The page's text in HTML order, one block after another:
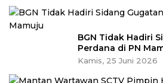
BGN Tidak Hadiri
Perdana di PN
Kamis, 25 Juni 2026